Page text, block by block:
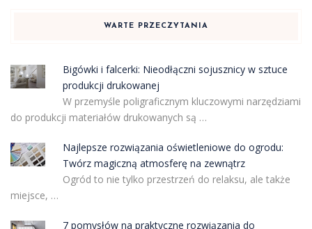
WARTE PRZECZYTANIA
Bigówki i falcerki: Nieodłączni sojusznicy w sztuce
produkcji drukowanej
W przemyśle poligraficznym kluczowymi narzędziami
do produkcji materiałów drukowanych są …
Najlepsze rozwiązania oświetleniowe do ogrodu:
Twórz magiczną atmosferę na zewnątrz
Ogród to nie tylko przestrzeń do relaksu, ale także
miejsce, …
7 pomysłów na praktyczne rozwiązania do